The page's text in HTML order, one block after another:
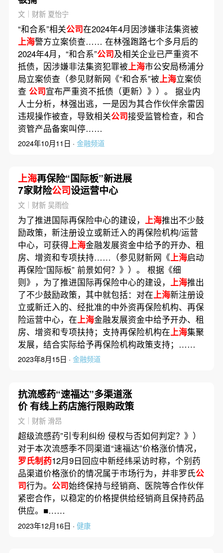
文｜财新 夏怡宁
“和合系”相关公司在2024年4月因涉嫌非法集资被
上海警方立案侦查…… 在林强跑路七个多月后的
2024年4月，“和合系”公司及相关企业已严重资不
抵债，因涉嫌非法集资犯罪被上海市公安局杨浦分
局立案侦查（参见财新网《“和合系”被上海立案侦
查 公司宣布严重资不抵债（更新）》）。 据业内
人士分析，林强出逃，一是因为其合作伙伴余雷因
违规操作被查，导致相关公司接受监管检查，和合
资管产品备案叫停……
2024年10月11日 · 金融频道
上海再保险“国际板”新进展
7家财险公司设运营中心
文｜财新 吴雨俭
为了推进国际再保险中心的建设， 上海推出不少鼓
励政策，新注册设立或新迁入的再保险机构/运营
中心，可获得上海金融发展资金中给予的开办、租
房、增资和专项扶持……（参见财新网《上海启动
再保险“国际板” 前景如何？》）。 根据《细
则》，为了推进国际再保险中心的建设， 上海推出
了不少鼓励政策，其中就包括：对在上海新注册设
立或新迁入的、经批准的中外资再保险机构、再保
险运营中心，在上海金融发展资金中给予开办、租
房、增资和专项扶持；支持再保险机构在上海集聚
发展，结合实际给予再保险机构政策支持；……
2023年8月15日 · 金融频道
抗流感药“速福达”多渠道涨
价 有线上药店施行限购政策
文｜财新 滑昂
超级流感药”引专利纠纷 侵权与否如何判定？》）
对于本次流感季不同渠道“速福达”价格涨价情况，
罗氏制药12月9日回应中新经纬采访时称，个别药
品渠道价格涨价的情况属于市场行为，并非罗氏公
司行为。 公司始终保持与经销商、医院等合作伙伴
紧密合作，以稳定的价格提供给经销商且保持药品
供应。■……
2023年12月16日 · 健康